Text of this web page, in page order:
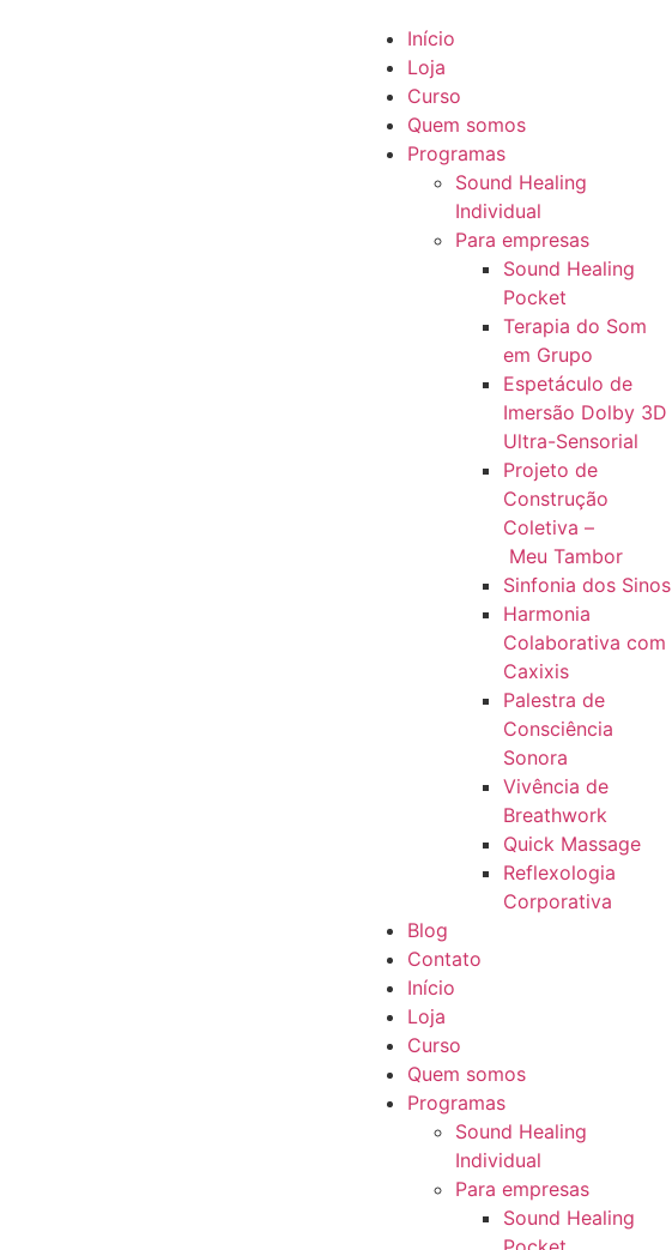
Início
Loja
Curso
Quem somos
Programas
Sound Healing
Individual
Para empresas
Sound Healing
Pocket
Terapia do Som
em Grupo
Espetáculo de
Imersão Dolby 3D
Ultra-Sensorial
Projeto de
Construção
Coletiva –
Meu Tambor
Sinfonia dos Sinos
Harmonia
Colaborativa com
Caxixis
Palestra de
Consciência
Sonora
Vivência de
Breathwork
Quick Massage
Reflexologia
Corporativa
Blog
Contato
Início
Loja
Curso
Quem somos
Programas
Sound Healing
Individual
Para empresas
Sound Healing